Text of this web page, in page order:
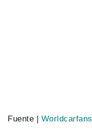
Fuente | Worldcarfans